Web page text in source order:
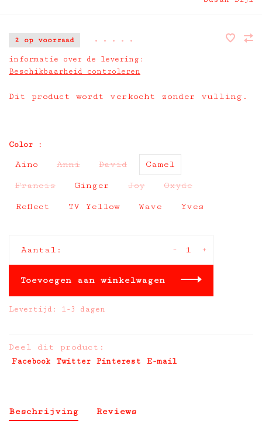
2 op voorraad • • • • •
informatie over de levering:
Beschikbaarheid controleren
Dit product wordt verkocht zonder vulling.
Color :
Aino Anni David Camel
Francis Ginger Joy Oxyde
Reflect TV Yellow Wave Yves
Aantal: +
-
Toevoegen aan winkelwagen
Levertijd: 1-3 dagen
Deel dit product:
Facebook Twitter Pinterest E-mail
Beschrijving Reviews